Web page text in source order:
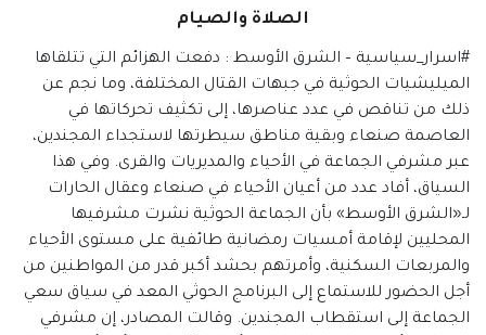
الصلاة والصيام
#اسرار_سياسية – الشرق الأوسط : دفعت الهزائم التي تتلقاها
الميليشيات الحوثية في جبهات القتال المختلفة، وما نجم عن
ذلك من تناقص في عدد عناصرها، إلى تكثيف تحركاتها في
العاصمة صنعاء وبقية مناطق سيطرتها لاستجداء المجندين،
عبر مشرفي الجماعة في الأحياء والمديريات والقرى. وفي هذا
السياق، أفاد عدد من أعيان الأحياء في صنعاء وعقال الحارات
لـ«الشرق الأوسط» بأن الجماعة الحوثية نشرت مشرفيها
المحليين لإقامة أمسيات رمضانية طائفية على مستوى الأحياء
والمربعات السكنية، وأمرتهم بحشد أكبر قدر من المواطنين من
أجل الحضور للاستماع إلى البرنامج الحوثي المعد في سياق سعي
الجماعة إلى استقطاب المجندين. وقالت المصادر، إن مشرفي